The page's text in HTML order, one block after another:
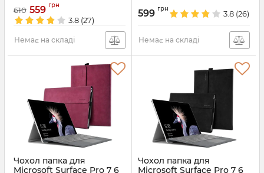
Артикул: 4273
610 559 грн
3.8 (27)
Немає на складі
Артикул: 4269
599 грн
3.8 (26)
Немає на складі
Чохол папка для
Microsoft Surface Pro 7 6
Чохол папка для
Microsoft Surface Pro 7 6